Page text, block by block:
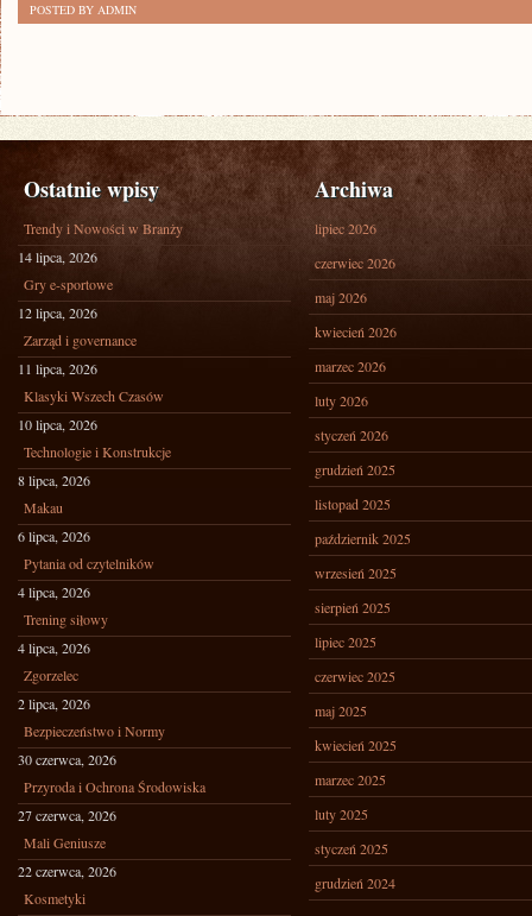
POSTED BY ADMIN
Ostatnie wpisy
Trendy i Nowości w Branży
14 lipca, 2026
Gry e-sportowe
12 lipca, 2026
Zarząd i governance
11 lipca, 2026
Klasyki Wszech Czasów
10 lipca, 2026
Technologie i Konstrukcje
8 lipca, 2026
Makau
6 lipca, 2026
Pytania od czytelników
4 lipca, 2026
Trening siłowy
4 lipca, 2026
Zgorzelec
2 lipca, 2026
Bezpieczeństwo i Normy
30 czerwca, 2026
Przyroda i Ochrona Środowiska
27 czerwca, 2026
Mali Geniusze
22 czerwca, 2026
Kosmetyki
Archiwa
lipiec 2026
czerwiec 2026
maj 2026
kwiecień 2026
marzec 2026
luty 2026
styczeń 2026
grudzień 2025
listopad 2025
październik 2025
wrzesień 2025
sierpień 2025
lipiec 2025
czerwiec 2025
maj 2025
kwiecień 2025
marzec 2025
luty 2025
styczeń 2025
grudzień 2024